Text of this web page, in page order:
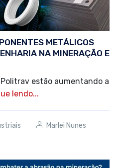
METÁLICOS
NA MINERAÇÃO E
estão aumentando a
lendo...
Marlei Nunes